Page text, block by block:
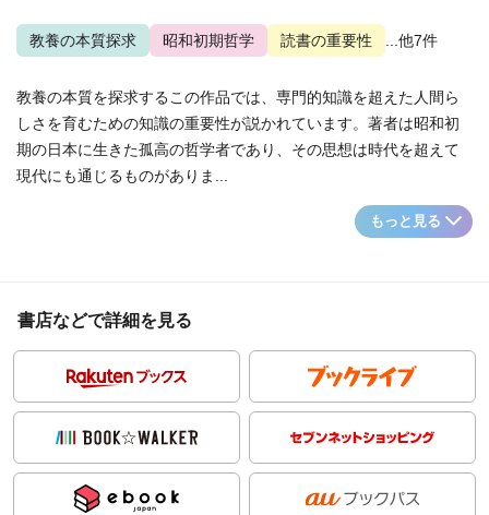
教養の本質探求 昭和初期哲学 読書の重要性 ...他7件
教養の本質を探求するこの作品では、専門的知識を超えた人間ら
しさを育むための知識の重要性が説かれています。著者は昭和初
期の日本に生きた孤高の哲学者であり、その思想は時代を超えて
現代にも通じるものがありま...
もっと見る
書店などで詳細を見る